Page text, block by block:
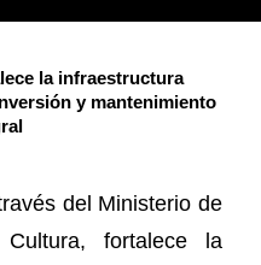
la infraestructura
y mantenimiento
del Ministerio de
fortalece la